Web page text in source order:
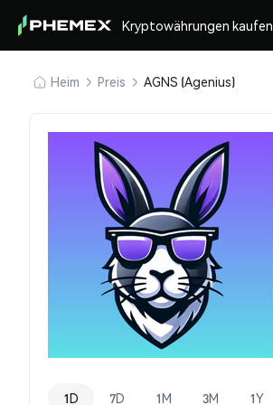
Kryptowährungen kaufen
Heim Preis AGNS (Agenius)
1D 7D 1M 3M 1Y